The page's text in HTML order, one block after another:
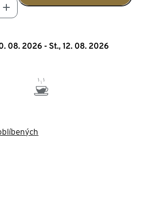
08. 2026 - St., 12. 08. 2026